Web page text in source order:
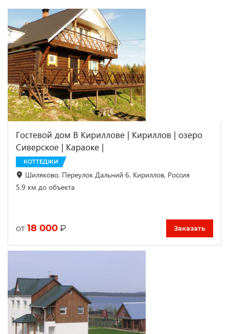
Гостевой дом В Кириллове | Кириллов | озеро
Сиверское | Караоке |
КОТТЕДЖИ
Шиляково, Переулок Дальний 6, Кириллов, Россия
5.9 км до объекта
от 18 000 ₽ Заказать